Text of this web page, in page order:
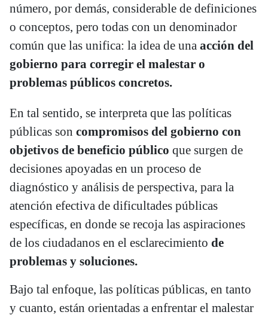
número, por demás, considerable de definiciones
o conceptos, pero todas con un denominador
común que las unifica: la idea de una acción del
gobierno para corregir el malestar o
problemas públicos concretos.
En tal sentido, se interpreta que las políticas
públicas son compromisos del gobierno con
objetivos de beneficio público que surgen de
decisiones apoyadas en un proceso de
diagnóstico y análisis de perspectiva, para la
atención efectiva de dificultades públicas
específicas, en donde se recoja las aspiraciones
de los ciudadanos en el esclarecimiento de
problemas y soluciones.
Bajo tal enfoque, las políticas públicas, en tanto
y cuanto, están orientadas a enfrentar el malestar